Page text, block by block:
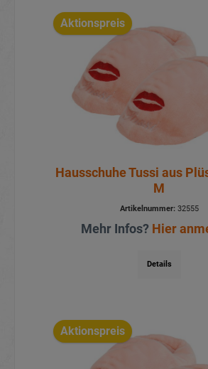
Aktionspreis
Hausschuhe Tussi aus
M
Artikelnummer:32555
Mehr Infos? Hier
Details
Aktionspreis